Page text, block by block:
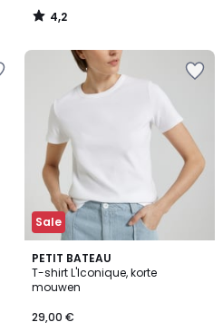
4,2
/
Sale
PETIT BATEAU
T-shirt L'Iconique, korte
mouwen
29,00 €
4,9
/ 5
3
Kleuren